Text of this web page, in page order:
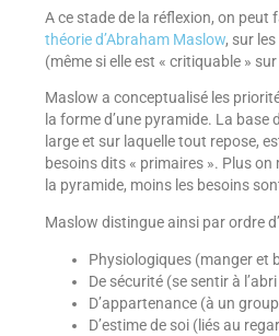
A ce stade de la réflexion, on peut
théorie d’Abraham Maslow, sur
(même si elle est « critiquable »
Maslow a conceptualisé les
la forme d’une pyramide. La base
large et sur laquelle tout repose,
besoins dits « primaires ». Plus
la pyramide, moins les besoins
Maslow distingue ainsi par ordre
Physiologiques (manger et
De sécurité (se sentir à
D’appartenance (à un
D’estime de soi (liés au